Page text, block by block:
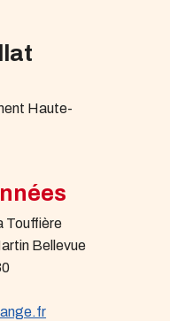
Haute-
Touffière
Bellevue